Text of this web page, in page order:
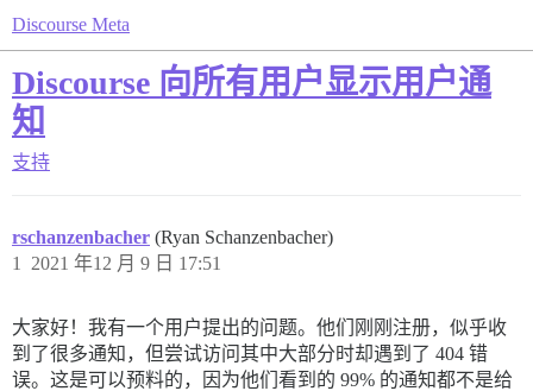
Discourse Meta
Discourse 向所有用户显示用户通
知
支持
rschanzenbacher (Ryan Schanzenbacher)
2021 年12 月 9 日 17:51
1
大家好！我有一个用户提出的问题。他们刚刚注册，似乎收
到了很多通知，但尝试访问其中大部分时却遇到了 404 错
误。这是可以预料的，因为他们看到的 99% 的通知都不是给